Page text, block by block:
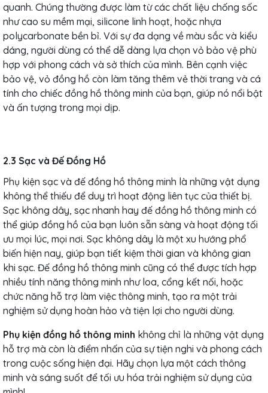
quanh. Chúng thường được làm từ các chất liệu chống sốc
như cao su mềm mại, silicone linh hoạt, hoặc nhựa
polycarbonate bền bỉ. Với sự đa dạng về màu sắc và kiểu
dáng, người dùng có thể dễ dàng lựa chọn vỏ bảo vệ phù
hợp với phong cách và sở thích của mình. Bên cạnh việc
bảo vệ, vỏ đồng hồ còn làm tăng thêm vẻ thời trang và cá
tính cho chiếc đồng hồ thông minh của bạn, giúp nó nổi bật
và ấn tượng trong mọi dịp.
2.3 Sạc và Đế Đồng Hồ
Phụ kiện sạc và đế đồng hồ thông minh là những vật dụng
không thể thiếu để duy trì hoạt động liên tục của thiết bị.
Sạc không dây, sạc nhanh hay đế đồng hồ thông minh có
thể giúp đồng hồ của bạn luôn sẵn sàng và hoạt động tối
ưu mọi lúc, mọi nơi. Sạc không dây là một xu hướng phổ
biến hiện nay, giúp bạn tiết kiệm thời gian và không gian
khi sạc. Đế đồng hồ thông minh cũng có thể được tích hợp
nhiều tính năng thông minh như loa, cổng kết nối, hoặc
chức năng hỗ trợ làm việc thông minh, tạo ra một trải
nghiệm sử dụng hoàn hảo và tiện lợi cho người dùng.
Phụ kiện đồng hồ thông minh không chỉ là những vật dụng
hỗ trợ mà còn là điểm nhấn của sự tiện nghi và phong cách
trong cuộc sống hiện đại. Hãy chọn lựa một cách thông
minh và sáng suốt để tối ưu hóa trải nghiệm sử dụng của